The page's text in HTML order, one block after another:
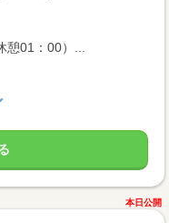
憩01：00）...
本日公開